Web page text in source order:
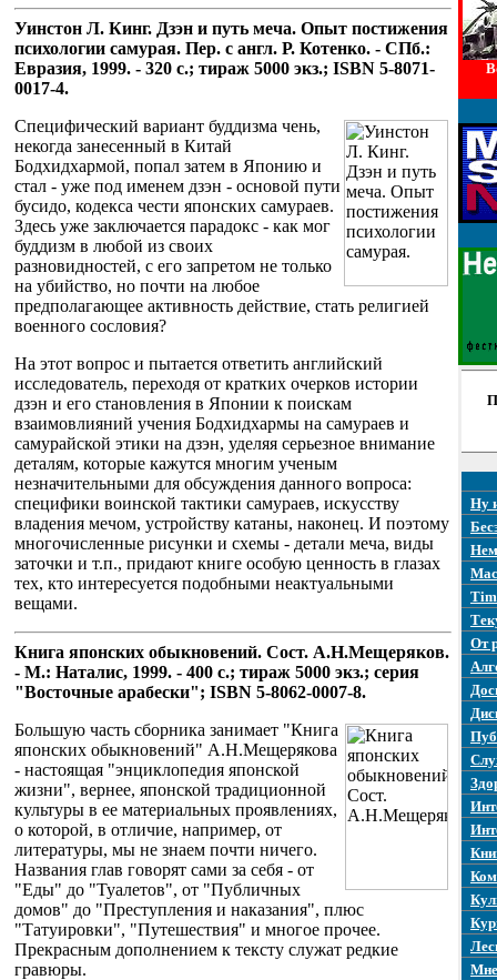
Уинстон Л. Кинг. Дзэн и путь меча. Опыт постижения
психологии самурая. Пер. с англ. Р. Котенко. - СПб.:
Евразия, 1999. - 320 с.; тираж 5000 экз.; ISBN 5-8071-
0017-4.
Специфический вариант буддизма чень,
некогда занесенный в Китай
Бодхидхармой, попал затем в Японию и
стал - уже под именем дзэн - основой пути
бусидо, кодекса чести японских самураев.
Здесь уже заключается парадокс - как мог
буддизм в любой из своих
разновидностей, с его запретом не только
на убийство, но почти на любое
предполагающее активность действие, стать религией
военного сословия?
На этот вопрос и пытается ответить английский
исследователь, переходя от кратких очерков истории
дзэн и его становления в Японии к поискам
взаимовлияний учения Бодхидхармы на самураев и
самурайской этики на дзэн, уделяя серьезное внимание
деталям, которые кажутся многим ученым
незначительными для обсуждения данного вопроса:
специфики воинской тактики самураев, искусству
владения мечом, устройству катаны, наконец. И поэтому
многочисленные рисунки и схемы - детали меча, виды
заточки и т.п., придают книге особую ценность в глазах
тех, кто интересуется подобными неактуальными
вещами.
Книга японских обыкновений. Сост. А.Н.Мещеряков.
- М.: Наталис, 1999. - 400 с.; тираж 5000 экз.; серия
"Восточные арабески"; ISBN 5-8062-0007-8.
Большую часть сборника занимает "Книга
японских обыкновений" А.Н.Мещерякова
- настоящая "энциклопедия японской
жизни", вернее, японской традиционной
культуры в ее материальных проявлениях,
о которой, в отличие, например, от
литературы, мы не знаем почти ничего.
Названия глав говорят сами за себя - от
"Еды" до "Туалетов", от "Публичных
домов" до "Преступления и наказания", плюс
"Татуировки", "Путешествия" и многое прочее.
Прекрасным дополнением к тексту служат редкие
гравюры.
Ну
От